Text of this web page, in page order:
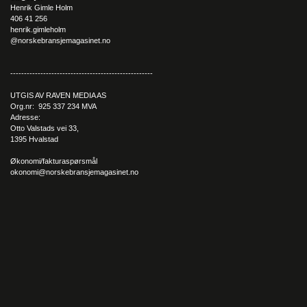
Henrik Gimle Holm
406 41 256
henrik.gimleholm
@norskebransjemagasinet.no
----------------------------------------------------
UTGIS AV RAVEN MEDIA AS
Org.nr: 925 337 234 MVA
Adresse:
Otto Valstads vei 33,
1395 Hvalstad
Økonomi/fakturaspørsmål
okonomi@norskebransjemagasinet.no